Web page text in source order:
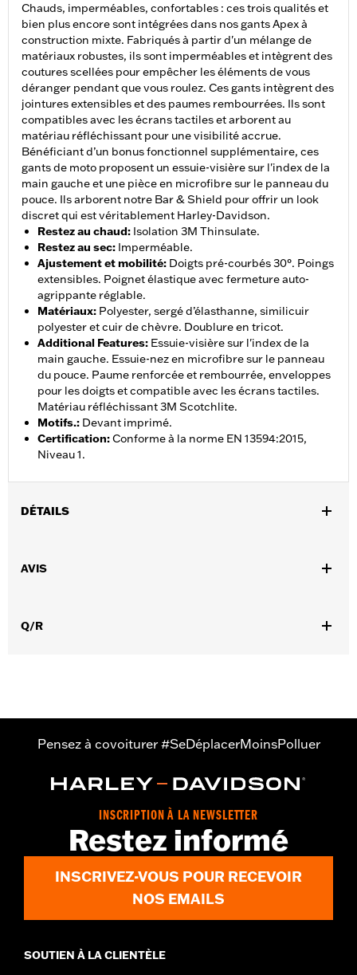
Chauds, imperméables, confortables : ces trois qualités et
bien plus encore sont intégrées dans nos gants Apex à
construction mixte. Fabriqués à partir d'un mélange de
matériaux robustes, ils sont imperméables et intègrent des
coutures scellées pour empêcher les éléments de vous
déranger pendant que vous roulez. Ces gants intègrent des
jointures extensibles et des paumes rembourrées. Ils sont
compatibles avec les écrans tactiles et arborent au
matériau réfléchissant pour une visibilité accrue.
Bénéficiant d’un bonus fonctionnel supplémentaire, ces
gants de moto proposent un essuie-visière sur l'index de la
main gauche et une pièce en microfibre sur le panneau du
pouce. Ils arborent notre Bar & Shield pour offrir un look
discret qui est véritablement Harley-Davidson.
Restez au chaud: Isolation 3M Thinsulate.
Restez au sec: Imperméable.
Ajustement et mobilité: Doigts pré-courbés 30°. Poings
extensibles. Poignet élastique avec fermeture auto-
agrippante réglable.
Matériaux: Polyester, sergé d’élasthanne, similicuir
polyester et cuir de chèvre. Doublure en tricot.
Additional Features: Essuie-visière sur l'index de la
main gauche. Essuie-nez en microfibre sur le panneau
du pouce. Paume renforcée et rembourrée, enveloppes
pour les doigts et compatible avec les écrans tactiles.
Matériau réfléchissant 3M Scotchlite.
Motifs.: Devant imprimé.
Certification:Conforme à la norme EN 13594:2015,
Niveau 1.
DÉTAILS
Caractéristiques fonctionnelles:
Imperméable à l’eau,
Imperméable à l’eau:
AVIS
Q/R
Pensez à covoiturer #SeDéplacerMoinsPolluer
INSCRIPTION À LA NEWSLETTER
Restez informé
INSCRIVEZ-VOUS POUR RECEVOIR
NOS EMAILS
SOUTIEN À LA CLIENTÈLE